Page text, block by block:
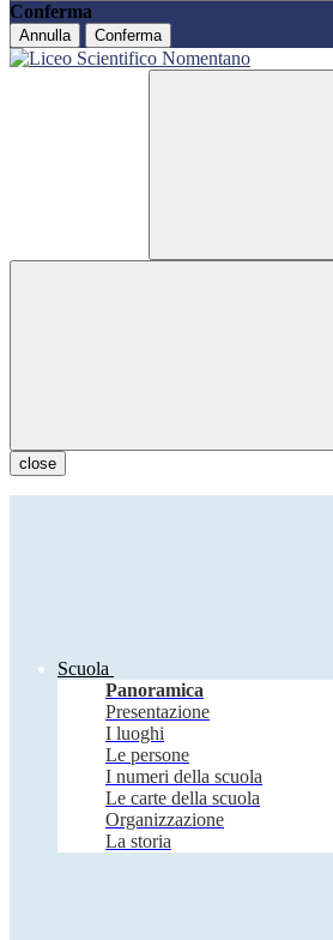
Conferma
Annulla Conferma
close
Scuola
Panoramica
Presentazione
I luoghi
Le persone
I numeri della scuola
Le carte della scuola
Organizzazione
La storia